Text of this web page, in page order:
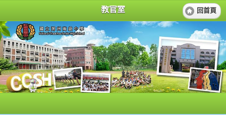
教官室 回首頁